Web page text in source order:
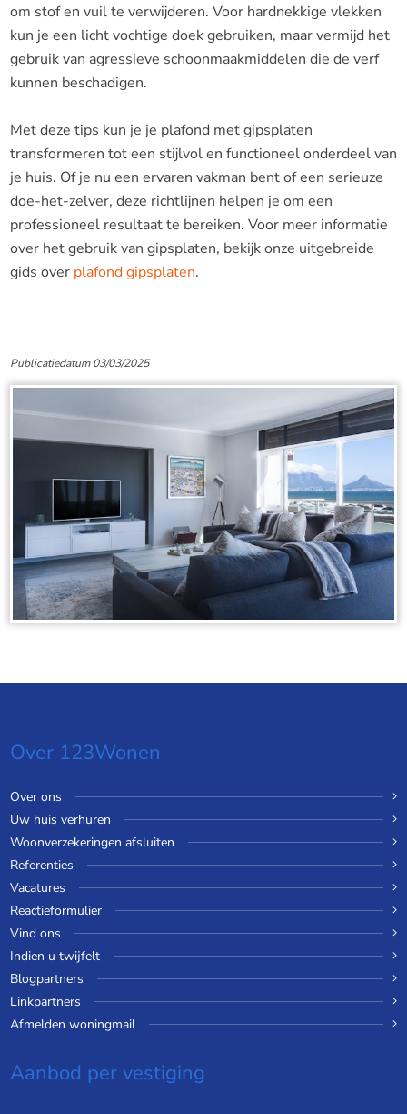
om stof en vuil te verwijderen. Voor hardnekkige vlekken
kun je een licht vochtige doek gebruiken, maar vermijd het
gebruik van agressieve schoonmaakmiddelen die de verf
kunnen beschadigen.
Met deze tips kun je je plafond met gipsplaten
transformeren tot een stijlvol en functioneel onderdeel van
je huis. Of je nu een ervaren vakman bent of een serieuze
doe-het-zelver, deze richtlijnen helpen je om een
professioneel resultaat te bereiken. Voor meer informatie
over het gebruik van gipsplaten, bekijk onze uitgebreide
gids over plafond gipsplaten.
Publicatiedatum 03/03/2025
Over 123Wonen
Over ons
Uw huis verhuren
Woonverzekeringen afsluiten
Referenties
Vacatures
Reactieformulier
Vind ons
Indien u twijfelt
Blogpartners
Linkpartners
Afmelden woningmail
Aanbod per vestiging